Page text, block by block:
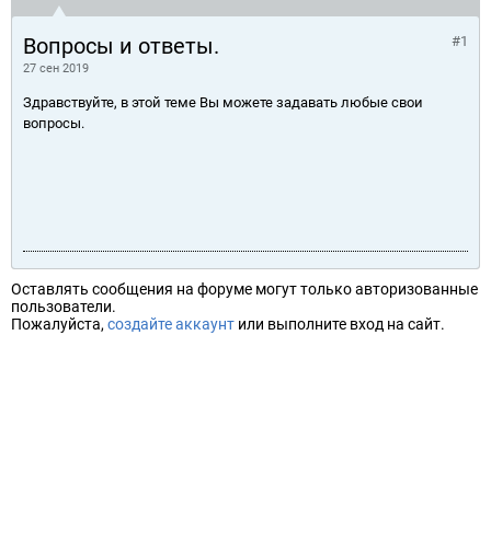
Вопросы и ответы.
27 сен 2019
#1
Здравствуйте, в этой теме Вы можете задавать любые свои
вопросы.
Оставлять сообщения на форуме могут только авторизованные
пользователи.
Пожалуйста, создайте аккаунт или выполните вход на сайт.